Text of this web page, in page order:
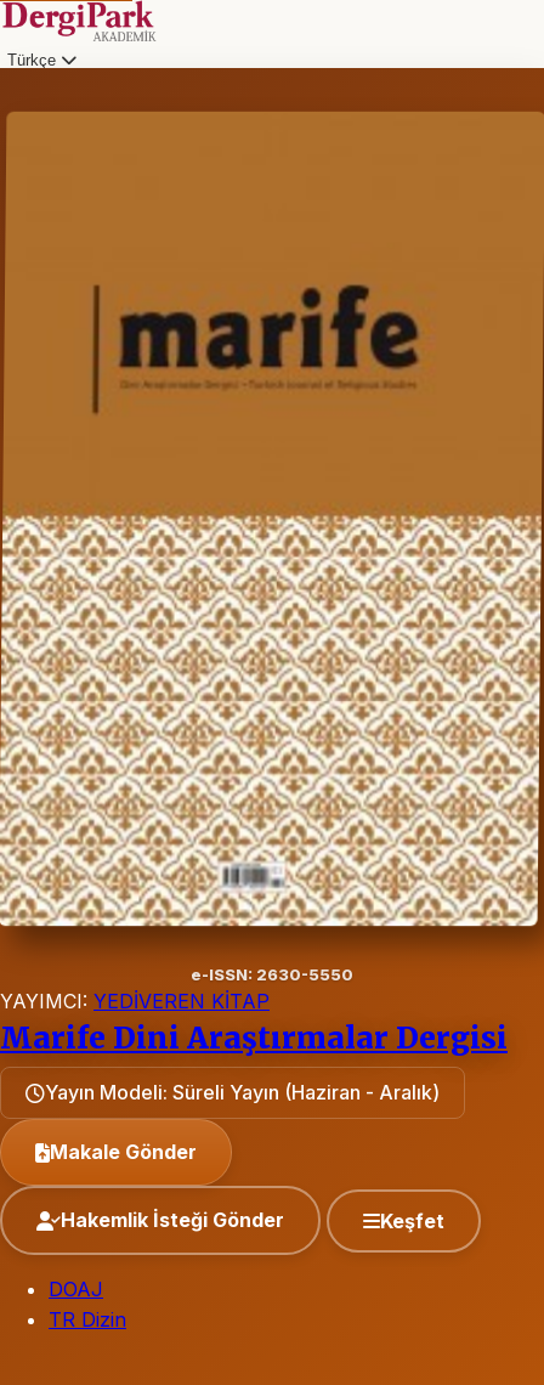
Türkçe
e-ISSN: 2630-5550
YAYIMCI: YEDİVEREN KİTAP
Marife Dini Araştırmalar Dergisi
Yayın Modeli: Süreli Yayın (Haziran - Aralık)
Makale Gönder
Hakemlik İsteği Gönder Keşfet
DOAJ
TR Dizin